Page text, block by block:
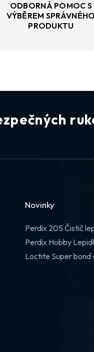
ODBORNÁ POMOC S
VÝBĚREM SPRÁVNÉHO
PRODUKTU
Novinky
Perdix 205 Čistič
Perdix Hobby
Loctite Super bond